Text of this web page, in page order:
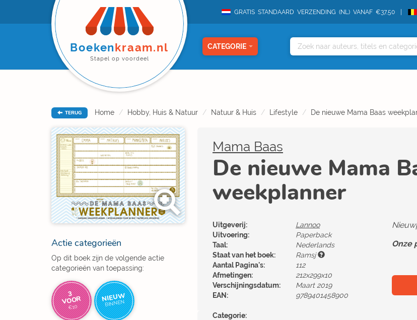
GRATIS STANDAARD VERZENDING (NL) VANAF €37,50
Boekenkraam.nl
Stapel op voordeel
CATEGORIE
TERUG Home Hobby, Huis & Natuur Natuur & Huis Lifestyle De nieuwe Mama Baas
Actie categorieën
Op dit boek zijn de volgende actie
categorieën van toepassing:
3
VOOR
€10
NIEUW
BINNEN
Mama Baas
De nieuwe Mama
weekplanner
Uitgeverij:
Lannoo
Uitvoering:
Paperback
Taal:
Nederlands
Staat van het boek:
Ramsj
Aantal Pagina's:
112
Afmetingen:
212x299x10
Verschijningsdatum:
Maart 2019
EAN:
9789401458900
Onze
Categorie: